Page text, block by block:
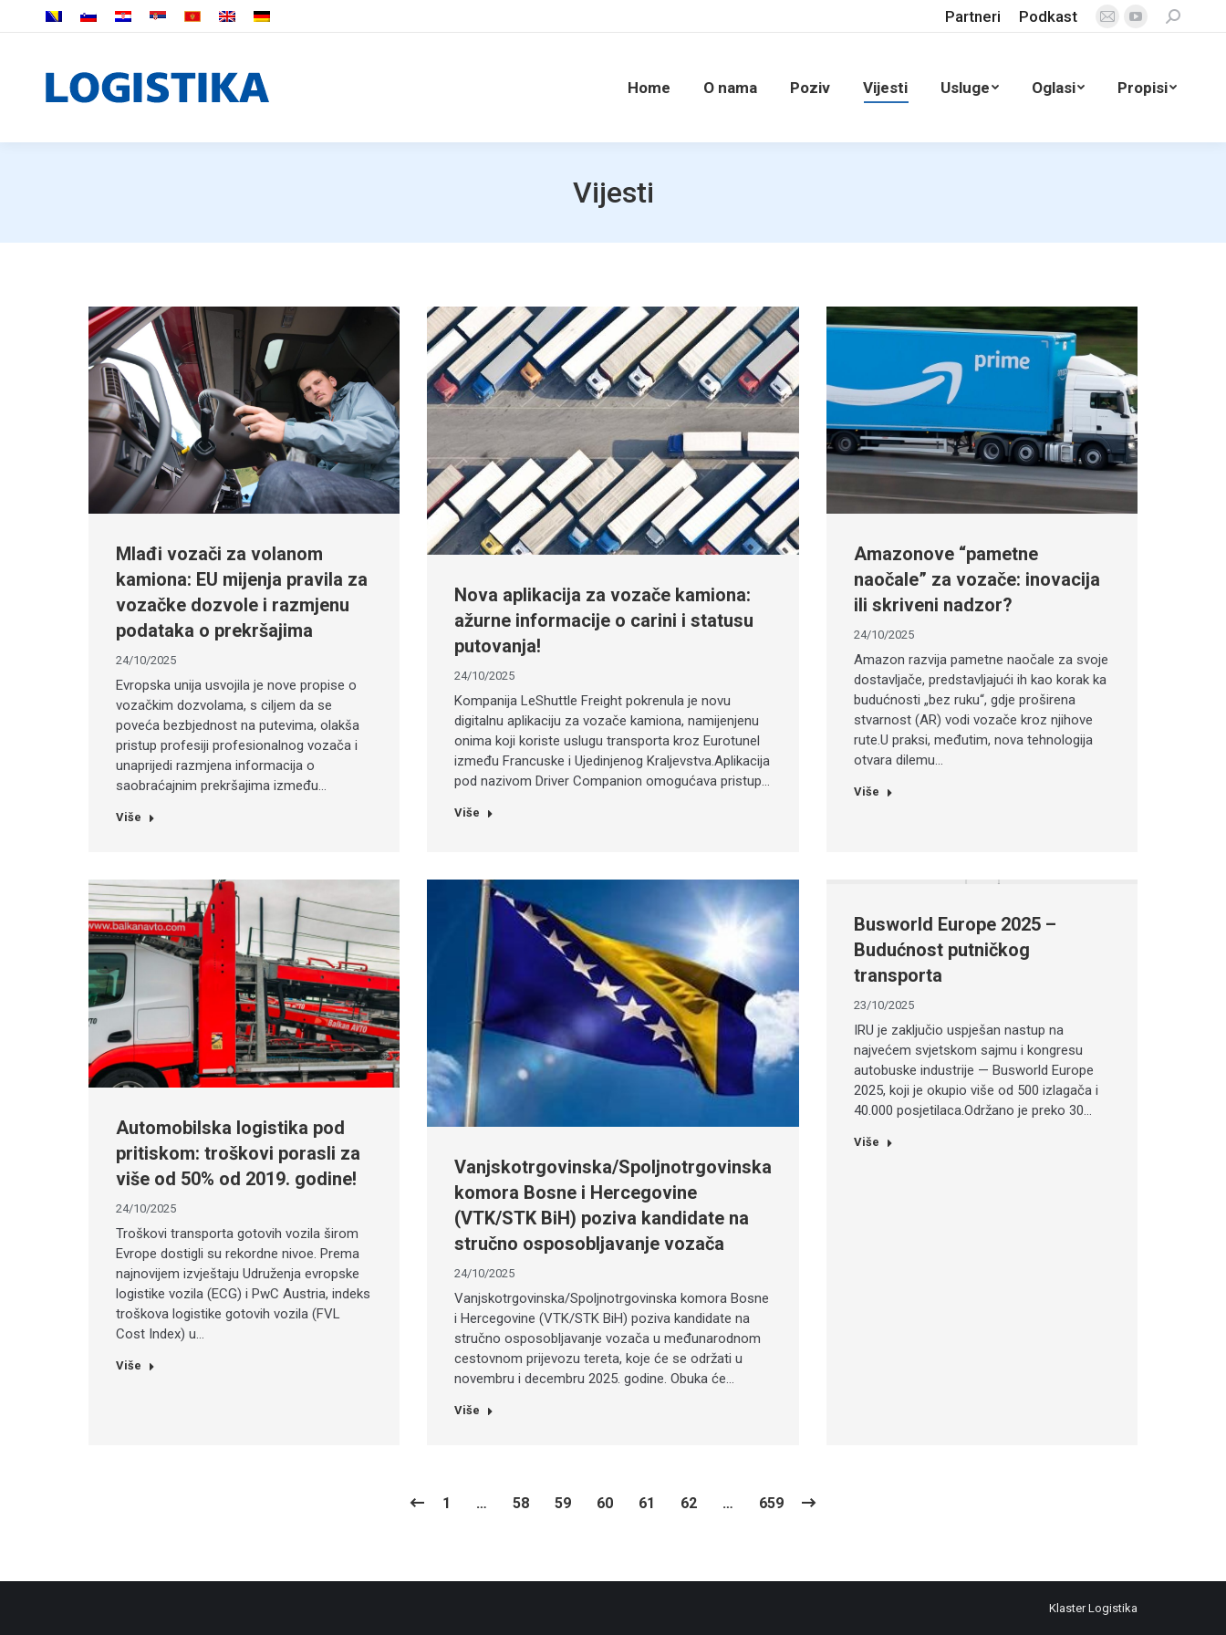
Partneri Podkast
Mail
window
YouTube
in
window
Search:
Home O nama Poziv Vijesti Usluge Oglasi Propisi
Vijesti
Mlađi vozači za volanom
kamiona: EU mijenja pravila za
vozačke dozvole i razmjenu
podataka o prekršajima
24/10/2025
Evropska unija usvojila je nove propise o
vozačkim dozvolama, s ciljem da se
poveća bezbjednost na putevima, olakša
pristup profesiji profesionalnog vozača i
unaprijedi razmjena informacija o
saobraćajnim prekršajima između…
Više
Nova aplikacija za vozače kamiona:
ažurne informacije o carini i statusu
putovanja!
24/10/2025
Kompanija LeShuttle Freight pokrenula je novu
digitalnu aplikaciju za vozače kamiona, namijenjenu
onima koji koriste uslugu transporta kroz Eurotunel
između Francuske i Ujedinjenog Kraljevstva.Aplikacija
pod nazivom Driver Companion omogućava pristup…
Više
Amazonove “pametne
naočale” za vozače: inovacija
ili skriveni nadzor?
24/10/2025
Amazon razvija pametne naočale za svoje
dostavljače, predstavljajući ih kao korak ka
budućnosti „bez ruku“, gdje proširena
stvarnost (AR) vodi vozače kroz njihove
rute.U praksi, međutim, nova tehnologija
otvara dilemu…
Više
Automobilska logistika pod
pritiskom: troškovi porasli za
više od 50% od 2019. godine!
24/10/2025
Troškovi transporta gotovih vozila širom
Evrope dostigli su rekordne nivoe. Prema
najnovijem izvještaju Udruženja evropske
logistike vozila (ECG) i PwC Austria, indeks
troškova logistike gotovih vozila (FVL
Cost Index) u…
Više
Vanjskotrgovinska/Spoljnotrgovinska
komora Bosne i Hercegovine
(VTK/STK BiH) poziva kandidate na
stručno osposobljavanje vozača
24/10/2025
Vanjskotrgovinska/Spoljnotrgovinska komora Bosne
i Hercegovine (VTK/STK BiH) poziva kandidate na
stručno osposobljavanje vozača u međunarodnom
cestovnom prijevozu tereta, koje će se održati u
novembru i decembru 2025. godine. Obuka će…
Više
Busworld Europe 2025 –
Budućnost putničkog
transporta
23/10/2025
IRU je zaključio uspješan nastup na
najvećem svjetskom sajmu i kongresu
autobuske industrije — Busworld Europe
2025, koji je okupio više od 500 izlagača i
40.000 posjetilaca.Održano je preko 30…
Više
1 … 58 59 60 61 62 … 659
Klaster Logistika